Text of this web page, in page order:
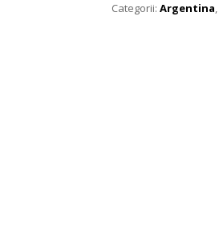
Categorii: Argentina,